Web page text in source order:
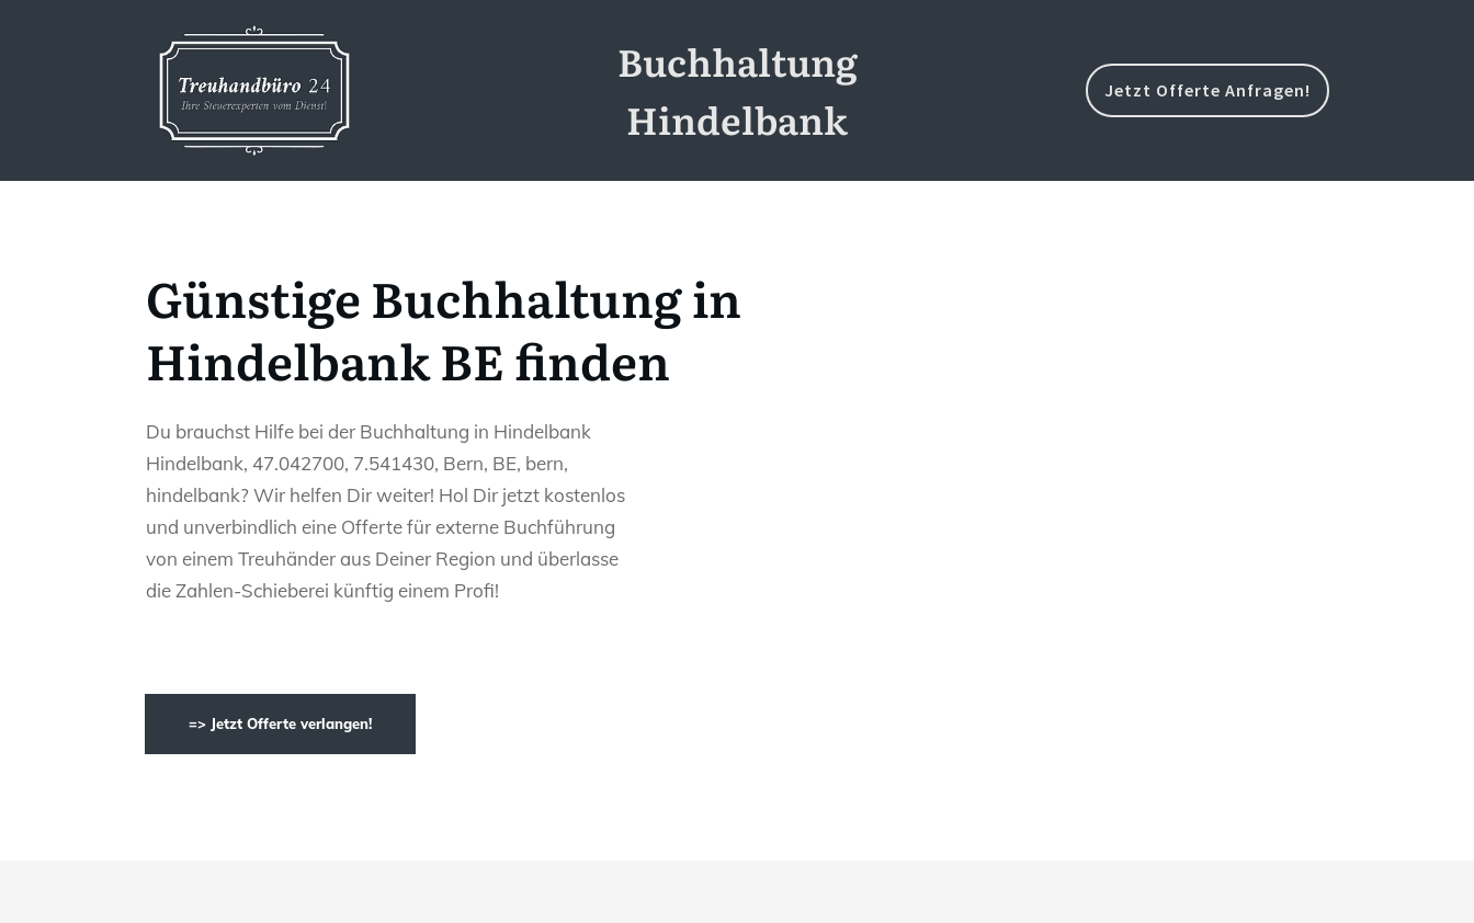
Buchhaltung
Hindelbank
Jetzt Offerte Anfragen!
Günstige Buchhaltung in
Hindelbank BE finden
Du brauchst Hilfe bei der Buchhaltung in Hindelbank
Hindelbank, 47.042700, 7.541430, Bern, BE, bern,
hindelbank? Wir helfen Dir weiter! Hol Dir jetzt kostenlos
und unverbindlich eine Offerte für externe Buchführung
von einem Treuhänder aus Deiner Region und überlasse
die Zahlen-Schieberei künftig einem Profi!
=> Jetzt Offerte verlangen!